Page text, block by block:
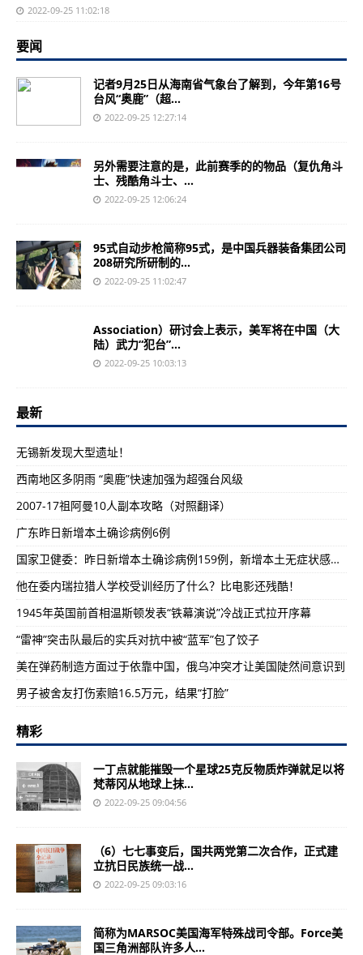
2022-09-25 11:02:18
要闻
记者9月25日从海南省气象台了解到，今年第16号
台风“奥鹿”（超...
2022-09-25 12:27:14
另外需要注意的是，此前赛季的的物品（复仇角斗
士、残酷角斗士、...
2022-09-25 12:06:24
95式自动步枪简称95式，是中国兵器装备集团公司
208研究所研制的...
2022-09-25 11:02:47
Association）研讨会上表示，美军将在中国（大
陆）武力“犯台”...
2022-09-25 10:03:13
最新
无锡新发现大型遗址！
西南地区多阴雨 “奥鹿”快速加强为超强台风级
2007-17祖阿曼10人副本攻略（对照翻译）
广东昨日新增本土确诊病例6例
国家卫健委：昨日新增本土确诊病例159例，新增本土无症状感染者601例
他在委内瑞拉猎人学校受训经历了什么？比电影还残酷！
1945年英国前首相温斯顿发表“铁幕演说”冷战正式拉开序幕
“雷神”突击队最后的实兵对抗中被“蓝军”包了饺子
美在弹药制造方面过于依靠中国，俄乌冲突才让美国陡然间意识到
男子被舍友打伤索赔16.5万元，结果“打脸”
精彩
一丁点就能摧毁一个星球25克反物质炸弹就足以将
梵蒂冈从地球上抹...
2022-09-25 09:04:56
（6）七七事变后，国共两党第二次合作，正式建
立抗日民族统一战...
2022-09-25 09:03:16
简称为MARSOC美国海军特殊战司令部。Force美
国三角洲部队许多人...